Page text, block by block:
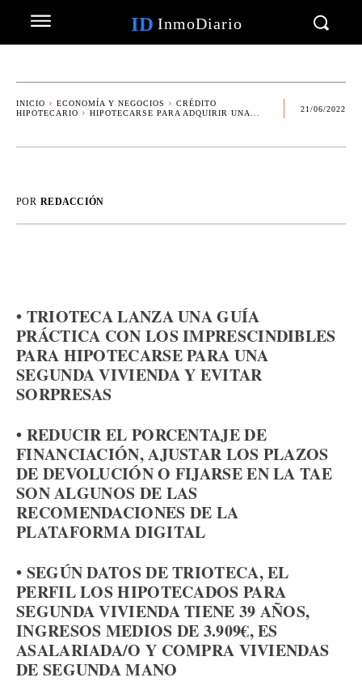
ID InmoDiario
INICIO ECONOMÍA Y NEGOCIOS
CRÉDITO
HIPOTECARIO
HIPOTECARSE PARA ADQUIRIR UNA...
21/06/2022
POR REDACCIÓN
• TRIOTECA LANZA UNA GUÍA
PRÁCTICA CON LOS IMPRESCINDIBLES
PARA HIPOTECARSE PARA UNA
SEGUNDA VIVIENDA Y EVITAR
SORPRESAS
• REDUCIR EL PORCENTAJE DE
FINANCIACIÓN, AJUSTAR LOS PLAZOS
DE DEVOLUCIÓN O FIJARSE EN LA TAE
SON ALGUNOS DE LAS
RECOMENDACIONES DE LA
PLATAFORMA DIGITAL
• SEGÚN DATOS DE TRIOTECA, EL
PERFIL LOS HIPOTECADOS PARA
SEGUNDA VIVIENDA TIENE 39 AÑOS,
INGRESOS MEDIOS DE 3.909€, ES
ASALARIADA/O Y COMPRA VIVIENDAS
DE SEGUNDA MANO